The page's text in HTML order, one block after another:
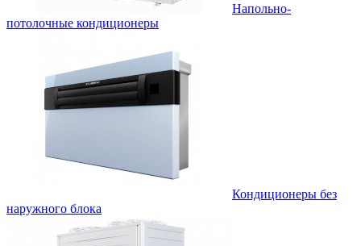
Напольно-
потолочные кондиционеры
Кондиционеры без
наружного блока